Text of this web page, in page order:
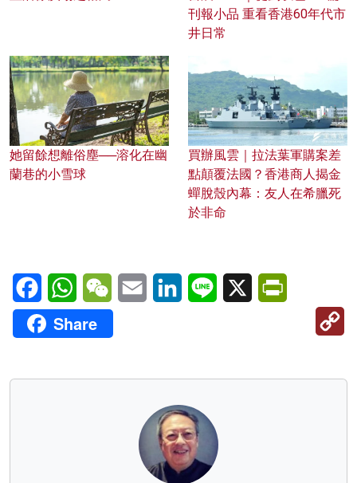
刊報小品 重看香港60年代市
井日常
她留餘想離俗塵──溶化在幽
蘭巷的小雪球
買辦風雲｜拉法葉軍購案差
點顛覆法國？香港商人揭金
蟬脫殼內幕：友人在希臘死
於非命
FacebookWhatsAppWeChatEmail LinkedInLine X
Share